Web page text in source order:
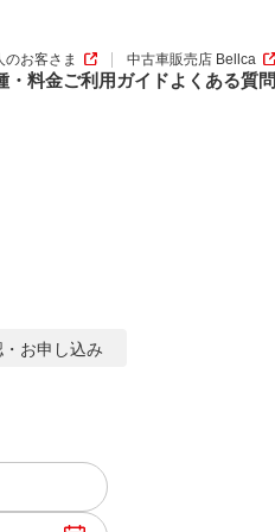
・料金ご利用ガイドよくある質問
のお客さま 中古車販売店 Bellca
・ お申し込み